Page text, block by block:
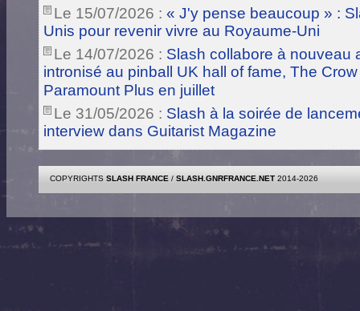
Le 15/07/2026 : « J'y pense beaucoup » :
Unis pour revenir vivre au Royaume-Uni
Le 14/07/2026 : Slash collabore à nouveau
intronisé au pinball UK hall of fame, The
Paramount Plus en juillet
Le 31/05/2026 : Slash à la soirée de
interview dans Guitarist Magazine
COPYRIGHTS SLASH FRANCE / SLASH.GNRFRANCE.NET 2014-2026